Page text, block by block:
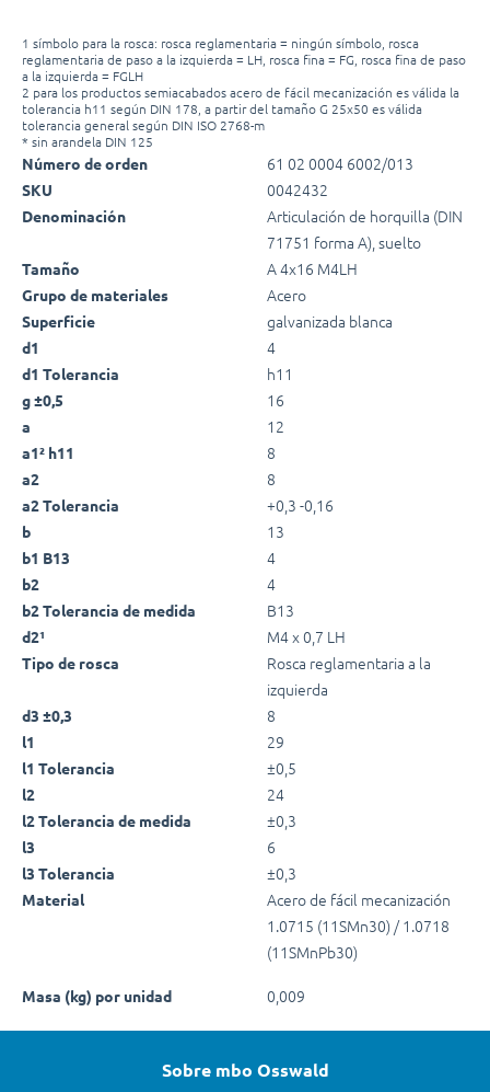
1 símbolo para la rosca: rosca reglamentaria = ningún símbolo, rosca
reglamentaria de paso a la izquierda = LH, rosca fina = FG, rosca fina de paso
a la izquierda = FGLH
2 para los productos semiacabados acero de fácil mecanización es válida la
tolerancia h11 según DIN 178, a partir del tamaño G 25x50 es válida
tolerancia general según DIN ISO 2768-m
* sin arandela DIN 125
Número de orden 61 02 0004 6002/013
SKU 0042432
Denominación
Articulación de horquilla (DIN
71751 forma A), suelto
Tamaño A 4x16 M4LH
Grupo de materiales Acero
Superficie galvanizada blanca
d1 4
d1 Tolerancia h11
g ±0,5 16
a 12
a1² h11 8
a2 8
a2 Tolerancia +0,3 -0,16
b 13
b1 B13 4
b2 4
b2 Tolerancia de medida B13
d2¹ M4 x 0,7 LH
Tipo de rosca
Rosca reglamentaria a la
izquierda
d3 ±0,3 8
l1 29
l1 Tolerancia ±0,5
l2 24
l2 Tolerancia de medida ±0,3
l3 6
l3 Tolerancia ±0,3
Material
Acero de fácil mecanización
1.0715 (11SMn30) / 1.0718
(11SMnPb30)
Masa (kg) por unidad 0,009
Sobre mbo Osswald